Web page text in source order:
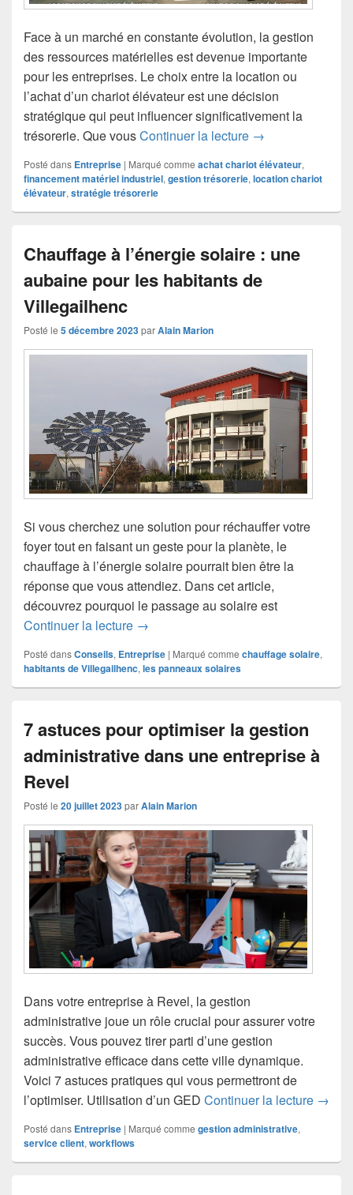
Face à un marché en constante évolution, la gestion
des ressources matérielles est devenue importante
pour les entreprises. Le choix entre la location ou
l’achat d’un chariot élévateur est une décision
stratégique qui peut influencer significativement la
trésorerie. Que vousContinuer la lecture Location ou
→
Posté dans Entreprise | Marqué comme achat chariot élévateur,
financement matériel industriel, gestion trésorerie, location chariot
élévateur, stratégie trésorerie
Chauffage à l’énergie solaire : une
aubaine pour les habitants de
Villegailhenc
Posté le 5 décembre 2023parAlain Marion
Si vous cherchez une solution pour réchauffer votre
foyer tout en faisant un geste pour la planète, le
chauffage à l’énergie solaire pourrait bien être la
réponse que vous attendiez. Dans cet article,
découvrez pourquoi le passage au solaire est
Continuer la lecture Chauffage à l’énergie solaire : une
→
Posté dansConseils, Entreprise | Marqué comme chauffage solaire,
habitants de Villegailhenc, les panneaux solaires
7 astuces pour optimiser la gestion
administrative dans une entreprise à
Revel
Posté le 20 juillet 2023parAlain Marion
Dans votre entreprise à Revel, la gestion
administrative joue un rôle crucial pour assurer votre
succès. Vous pouvez tirer parti d’une gestion
administrative efficace dans cette ville dynamique.
Voici 7 astuces pratiques qui vous permettront de
l’optimiser. Utilisation d’un GED Continuer la lecture 7
→
Posté dans Entreprise | Marqué comme gestion administrative,
service client, workflows